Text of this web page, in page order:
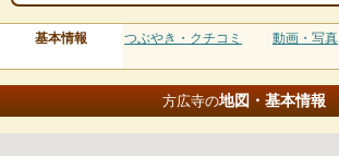
基本情報 つぶやき・クチコミ 動画・写真
方広寺の地図・基本情報